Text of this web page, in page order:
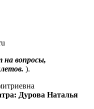
на вопросы,
).
Дурова Наталья